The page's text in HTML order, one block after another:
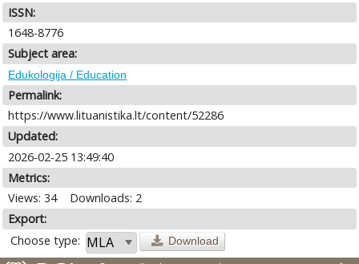
ISSN:
1648-8776
Subject area:
Edukologija / Education
Permalink:
https://www.lituanistika.lt/content/52286
Updated:
2026-02-25 13:49:40
Metrics:
Views: 34
Downloads: 2
Export:
Choose type:
Download